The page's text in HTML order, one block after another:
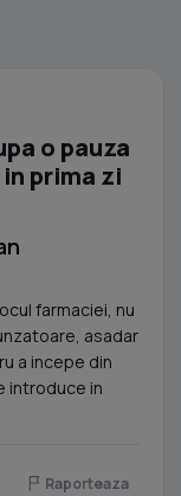
o pauza
prima zi
farmaciei, nu
asadar
a incepe din
introduce in
Raporteaza